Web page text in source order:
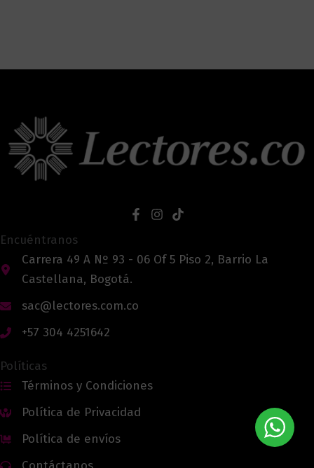
Encuéntranos
Carrera 49 A Nº 93 - 06 Of 5 Piso 2, Barrio La
Castellana, Bogotá.
sac@lectores.com.co
+57 304 4251642
Políticas
Términos y Condiciones
Política de Privacidad
Política de envíos